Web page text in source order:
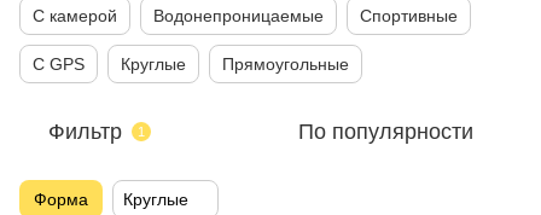
С камерой Водонепроницаемые Спортивные
С GPS Круглые Прямоугольные
Фильтр 1 По популярности
Форма Круглые